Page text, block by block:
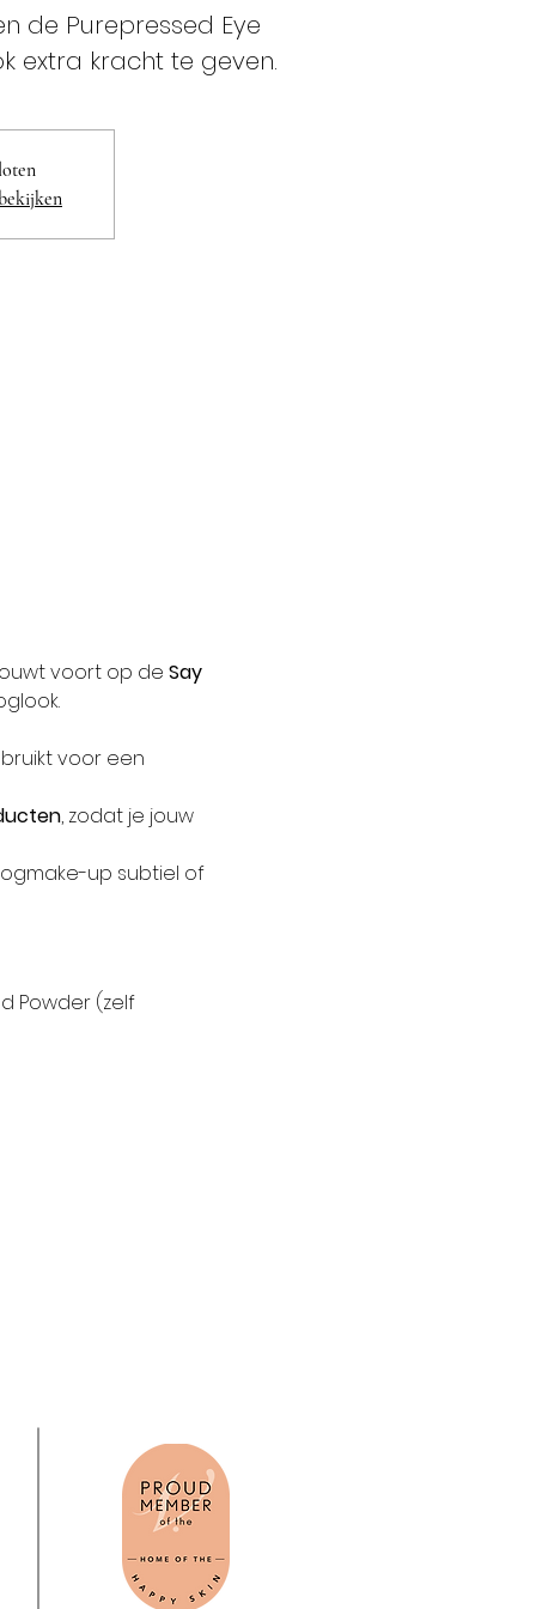
de Purepressed Eye
extra kracht te geven.
voort op de Say
voor een
, zodat je jouw
up subtiel of
Powder (zelf